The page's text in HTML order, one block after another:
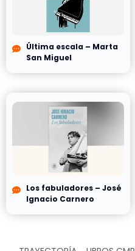
Última escala – Marta
San Miguel
Los fabuladores – José
Ignacio Carnero